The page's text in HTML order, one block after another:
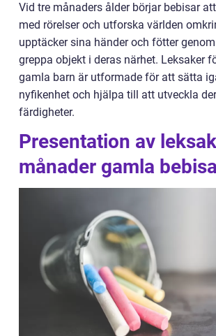
Vid tre månaders ålder börjar bebisar
med rörelser och utforska världen
upptäcker sina händer och fötter
greppa objekt i deras närhet. Leksaker
gamla barn är utformade för att sätta
nyfikenhet och hjälpa till att utveckla
färdigheter.
Presentation av
månader gamla